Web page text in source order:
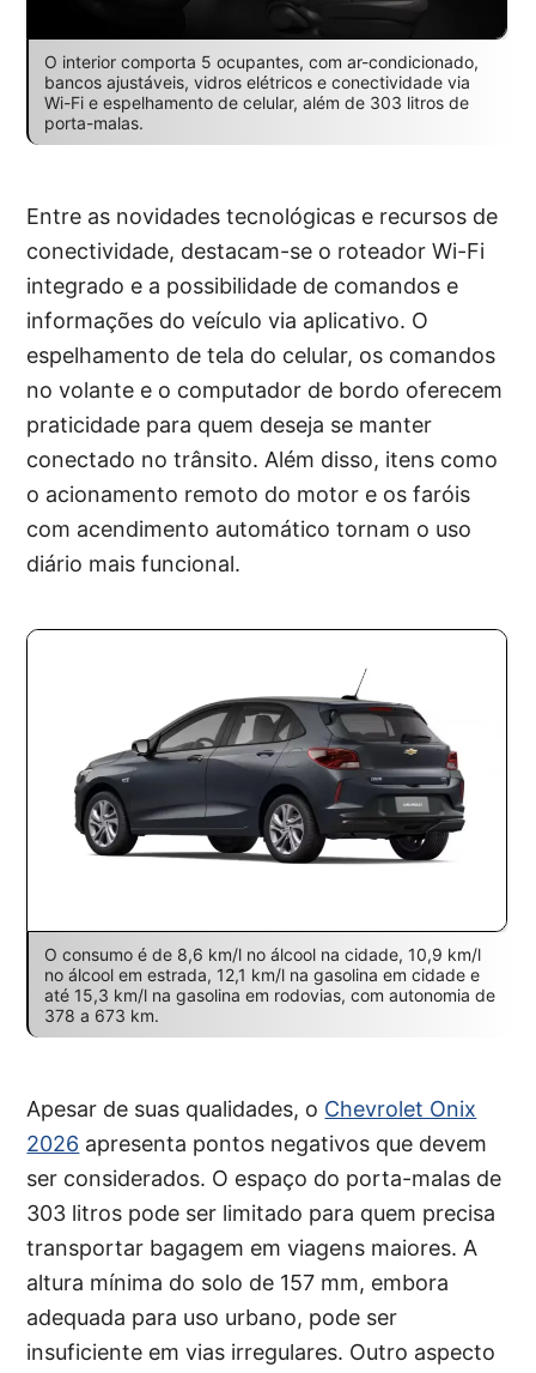
O interior comporta 5 ocupantes, com ar-condicionado,
bancos ajustáveis, vidros elétricos e conectividade via
Wi-Fi e espelhamento de celular, além de 303 litros de
porta-malas.
Entre as novidades tecnológicas e recursos de
conectividade, destacam-se o roteador Wi-Fi
integrado e a possibilidade de comandos e
informações do veículo via aplicativo. O
espelhamento de tela do celular, os comandos
no volante e o computador de bordo oferecem
praticidade para quem deseja se manter
conectado no trânsito. Além disso, itens como
o acionamento remoto do motor e os faróis
com acendimento automático tornam o uso
diário mais funcional.
O consumo é de 8,6 km/l no álcool na cidade, 10,9 km/l
no álcool em estrada, 12,1 km/l na gasolina em cidade e
até 15,3 km/l na gasolina em rodovias, com autonomia de
378 a 673 km.
Apesar de suas qualidades, o Chevrolet Onix
2026 apresenta pontos negativos que devem
ser considerados. O espaço do porta-malas de
303 litros pode ser limitado para quem precisa
transportar bagagem em viagens maiores. A
altura mínima do solo de 157 mm, embora
adequada para uso urbano, pode ser
insuficiente em vias irregulares. Outro aspecto